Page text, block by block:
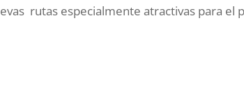
rutas especialmente atractivas para el